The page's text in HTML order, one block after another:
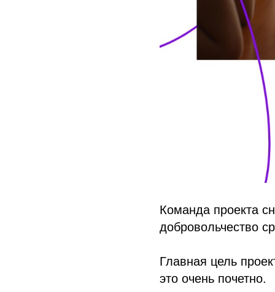
Команда проекта
добровольчество
Главная цель
это очень почетно.